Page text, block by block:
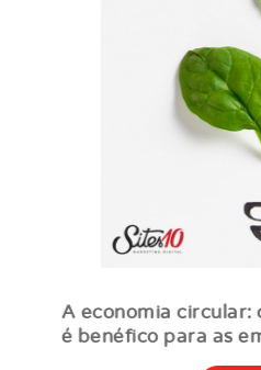
A economia circular:
é benéfico para as